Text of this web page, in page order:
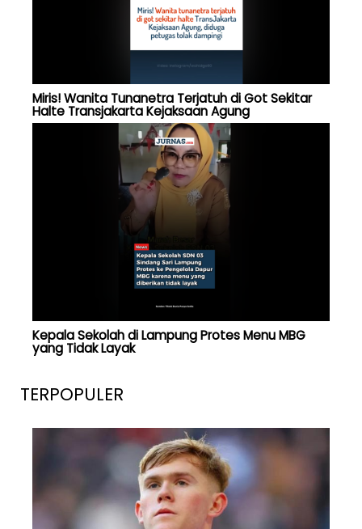
Miris! Wanita Tunanetra Terjatuh di Got Sekitar
Halte Transjakarta Kejaksaan Agung
Kepala Sekolah di Lampung Protes Menu MBG
yang Tidak Layak
TERPOPULER